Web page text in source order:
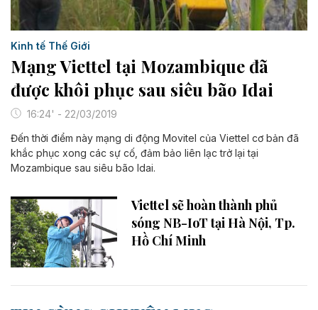
Kinh tế Thế Giới
Mạng Viettel tại Mozambique đã
được khôi phục sau siêu bão Idai
16:24' - 22/03/2019
Đến thời điểm này mạng di động Movitel của Viettel cơ bản đã
khắc phục xong các sự cố, đảm bảo liên lạc trở lại tại
Mozambique sau siêu bão Idai.
Viettel sẽ hoàn thành phủ
sóng NB-IoT tại Hà Nội, Tp.
Hồ Chí Minh